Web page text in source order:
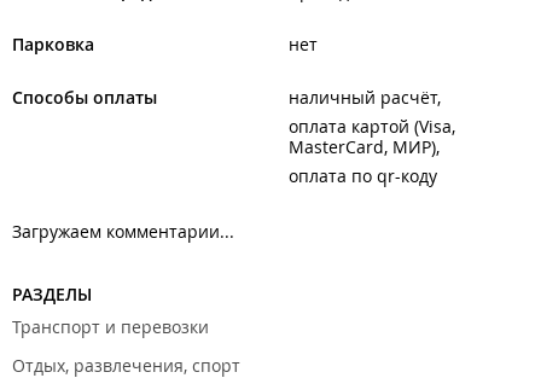
Парковка нет
Способы оплаты
наличный расчёт
оплата картой (Visa,
MasterCard, МИР)
оплата по qr-коду
Загружаем комментарии...
РАЗДЕЛЫ
Транспорт и перевозки
Отдых, развлечения, спорт